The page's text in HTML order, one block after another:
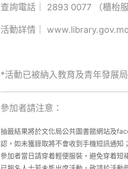
查詢電話｜ 2893 0077 （櫃枱服
活動詳情｜
*活動已被納入教育及青年發展
參加者請注意：
抽籤結果將於文化局公共圖書館網站及
認，如未獲錄取將不會收到手機短訊通知；
參加者當日請穿着輕便服裝，避免穿着短